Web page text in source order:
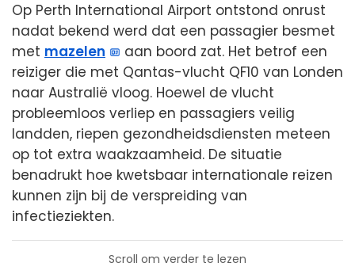
Op Perth International Airport ontstond onrust
nadat bekend werd dat een passagier besmet
met mazelen
aan boord zat. Het betrof een
reiziger die met Qantas-vlucht QF10 van Londen
naar Australië vloog. Hoewel de vlucht
probleemloos verliep en passagiers veilig
landden, riepen gezondheidsdiensten meteen
op tot extra waakzaamheid. De situatie
benadrukt hoe kwetsbaar internationale reizen
kunnen zijn bij de verspreiding van
infectieziekten.
Scroll om verder te lezen